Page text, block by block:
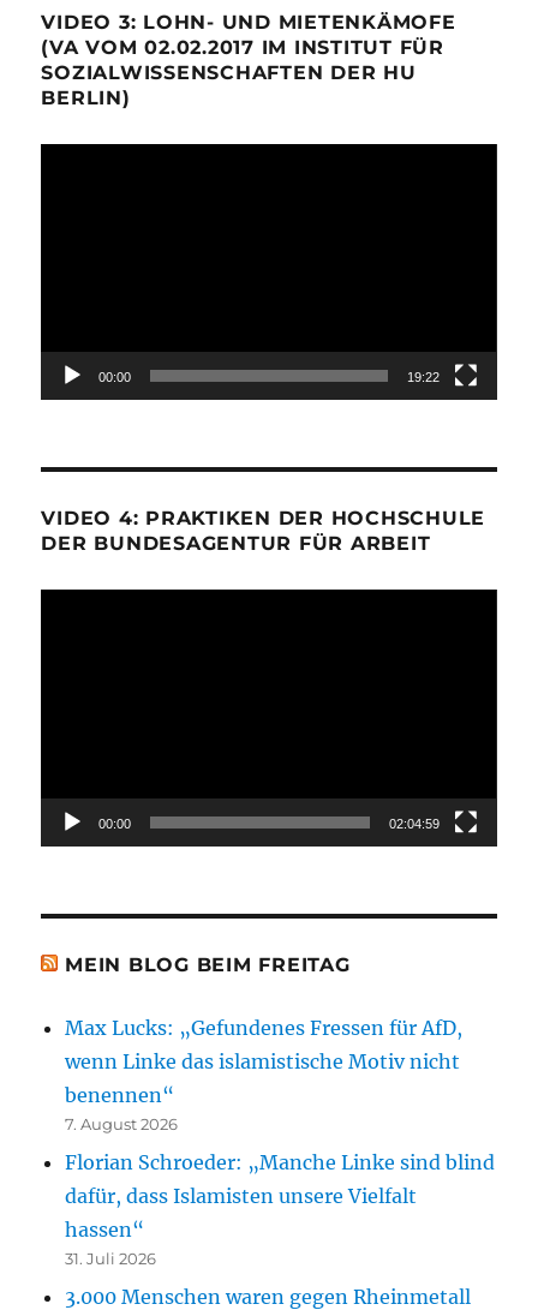
VIDEO 3: LOHN- UND MIETENKÄMOFE
(VA VOM 02.02.2017 IM INSTITUT FÜR
SOZIALWISSENSCHAFTEN DER HU
BERLIN)
00:00 19:22
VIDEO 4: PRAKTIKEN DER HOCHSCHULE
DER BUNDESAGENTUR FÜR ARBEIT
00:00 02:04:59
MEIN BLOG BEIM FREITAG
Max Lucks: „Gefundenes Fressen für AfD,
wenn Linke das islamistische Motiv nicht
benennen“
7. August 2026
Florian Schroeder: „Manche Linke sind blind
dafür, dass Islamisten unsere Vielfalt
hassen“
31. Juli 2026
3.000 Menschen waren gegen Rheinmetall